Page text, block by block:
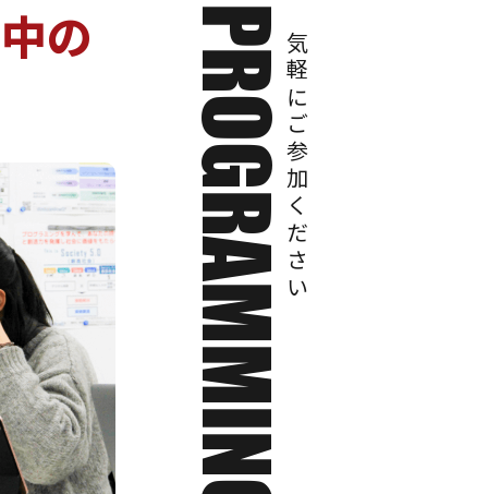
お気軽にご参加ください
の